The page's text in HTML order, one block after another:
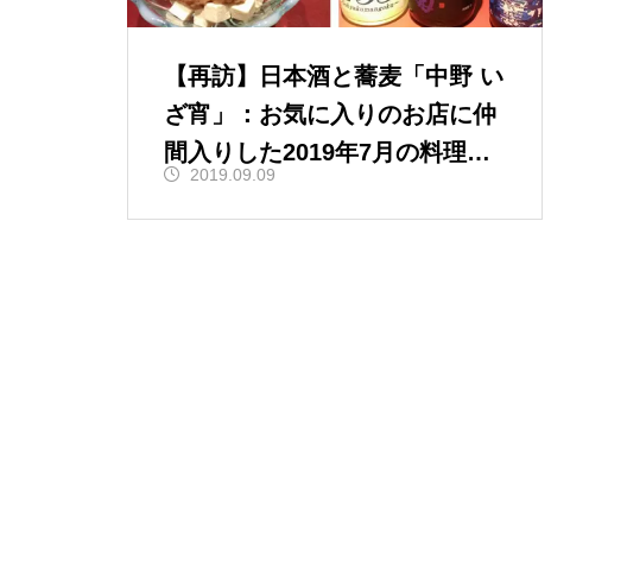
【再訪】日本酒と蕎麦「中野 い
ざ宵」：お気に入りのお店に仲
間入りした2019年7月の料理と
日本酒（東京都中野区）
2019.09.09